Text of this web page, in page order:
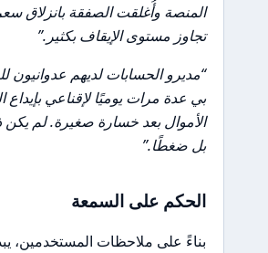
المنصة وأُغلقت الصفقة بانزلاق
تجاوز مستوى الإيقاف بكثير.”
“مديرو الحسابات لديهم عدوانيون
بي عدة مرات يوميًا لإقناعي بإيداع
الأموال بعد خسارة صغيرة. لم يكن
بل ضغطًا.”
الحكم على السمعة